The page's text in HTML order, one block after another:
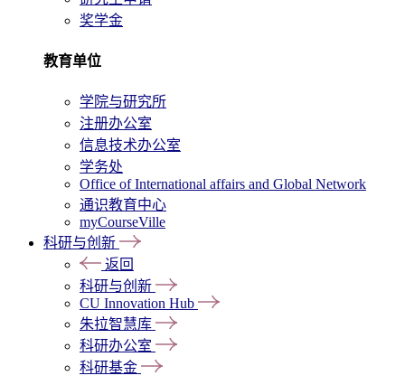
奖学金
教育单位
学院与研究所
注册办公室
信息技术办公室
学务处
Office of International affairs and Global Network
通识教育中心
myCourseVille
科研与创新
返回
科研与创新
CU Innovation Hub
朱拉智慧库
科研办公室
科研基金